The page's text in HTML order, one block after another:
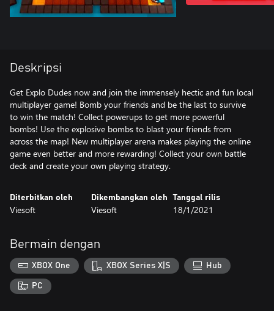
Deskripsi
Get Explo Dudes now and join the immensely hectic and fun local
multiplayer game! Bomb your friends and be the last to survive
to win the match! Collect powerups to get more powerful
bombs! Use the explosive bombs to blast your friends from
across the map! New multiplayer arena makes playing the online
game even better and more rewarding! Collect your own battle
deck and create your own playing strategy.
Diterbitkan oleh
Viesoft
Dikembangkan oleh
Viesoft
Tanggal rilis
18/1/2021
Bermain dengan
XBOX One XBOX Series X|S Hub
PC